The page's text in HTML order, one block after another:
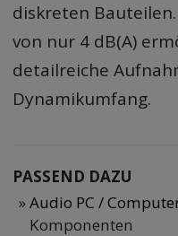
diskreten
von nur 4 dB(A)
detailreiche
Dynamikumfang.
PASSEND DAZU
Audio PC /
Komponenten